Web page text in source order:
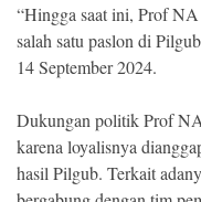
“Hingga saat ini, Prof
salah satu paslon di
14 September 2024.
Dukungan politik Prof
karena loyalisnya
hasil Pilgub. Terkait